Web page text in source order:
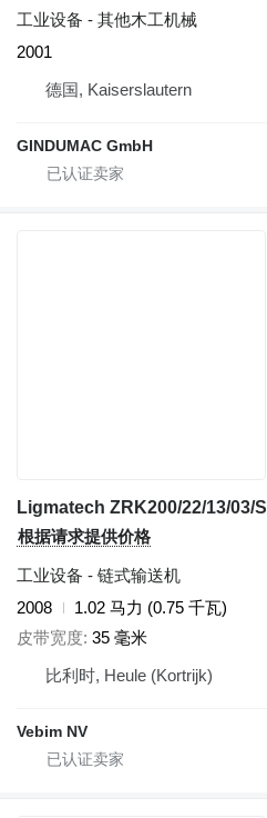
工业设备 - 其他木工机械
2001
德国, Kaiserslautern
GINDUMAC GmbH
Ligmatech ZRK200/22/13/03/S
根据请求提供价格
工业设备 - 链式输送机
2008
1.02 马力 (0.75 千瓦)
皮带宽度 35 毫米
比利时, Heule (Kortrijk)
Vebim NV